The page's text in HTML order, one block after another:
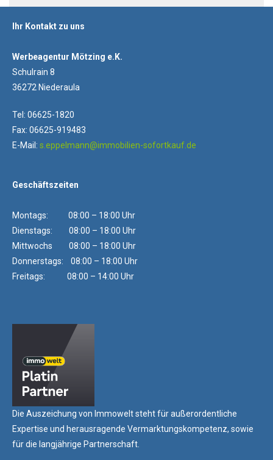
Ihr Kontakt zu uns
Werbeagentur Mötzing e.K.
Schulrain 8
36272 Niederaula
Tel: 06625-1820
Fax: 06625-919483
E-Mail: s.eppelmann@immobilien-sofortkauf.de
Geschäftszeiten
Montags: 08:00 – 18:00 Uhr
Dienstags: 08:00 – 18:00 Uhr
Mittwochs 08:00 – 18:00 Uhr
Donnerstags: 08:00 – 18:00 Uhr
Freitags: 08:00 – 14:00 Uhr
Die Auszeichung von Immowelt steht für außerordentliche
Expertise und herausragende Vermarktungskompetenz, sowie
für die langjährige Partnerschaft.